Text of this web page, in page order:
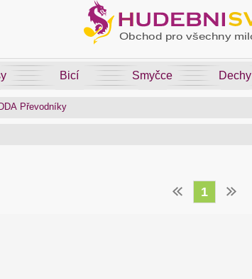
Bicí Smyčce Dechy
Převodníky
1